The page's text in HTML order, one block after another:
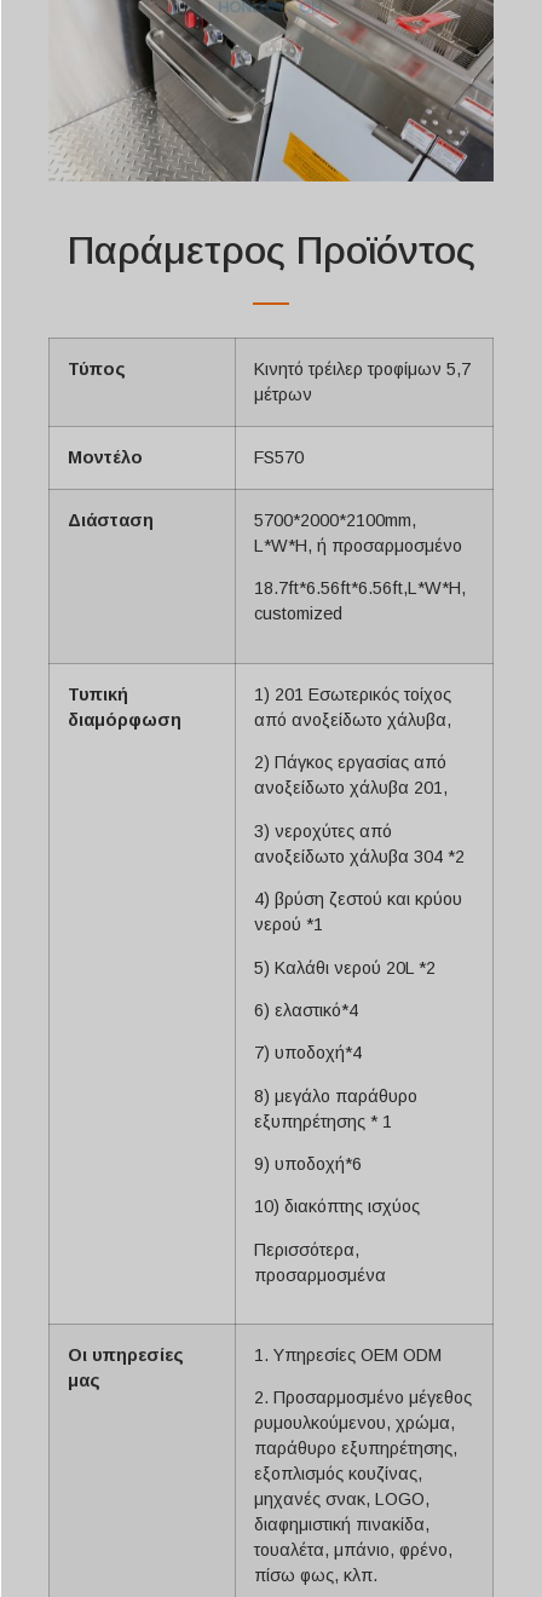
Παράμετρος Προϊόντος
Τύπος
Κινητό τρέιλερ τροφίμων 5,7
μέτρων
Μοντέλο FS570
Διάσταση
5700*2000*2100mm,
L*W*H, ή προσαρμοσμένο
18.7ft*6.56ft*6.56ft,L*W*H,
customized
Τυπική
διαμόρφωση
1) 201 Εσωτερικός τοίχος
από ανοξείδωτο χάλυβα,
2) Πάγκος εργασίας από
ανοξείδωτο χάλυβα 201,
3) νεροχύτες από
ανοξείδωτο χάλυβα 304 *2
4) βρύση ζεστού και κρύου
νερού *1
5) Καλάθι νερού 20L *2
6) ελαστικό*4
7) υποδοχή*4
8) μεγάλο παράθυρο
εξυπηρέτησης * 1
9) υποδοχή*6
10) διακόπτης ισχύος
Περισσότερα,
προσαρμοσμένα
Οι υπηρεσίες
μας
1. Υπηρεσίες OEM ODM
2. Προσαρμοσμένο μέγεθος
ρυμουλκούμενου, χρώμα,
παράθυρο εξυπηρέτησης,
εξοπλισμός κουζίνας,
μηχανές σνακ, LOGO,
διαφημιστική πινακίδα,
τουαλέτα, μπάνιο, φρένο,
πίσω φως, κλπ.